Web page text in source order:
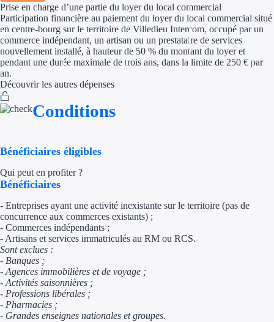
Aides Urssaf
Prêts publics
Prêt
Prise en charge d’une partie du loyer du local commercial
Participation financière au paiement du loyer du local commercial situé
en centre-bourg sur le territoire de Villedieu Intercom, occupé par un
commerce indépendant, un artisan ou un prestataire de services
nouvellement installé, à hauteur de 50 % du montant du loyer et
pendant une durée maximale de trois ans, dans la limite de 250 € par
an.
Découvrir les autres dépenses
Conditions
Bénéficiaires éligibles
Qui peut en profiter ?
Bénéficiaires
- Entreprises ayant une activité inexistante sur le territoire (pas de
concurrence aux commerces existants) ;
- Commerces indépendants ;
- Artisans et services immatriculés au RM ou RCS.
Sont exclues :
- Banques ;
- Agences immobilières et de voyage ;
- Activités saisonnières ;
- Professions libérales ;
- Pharmacies ;
- Grandes enseignes nationales et groupes.